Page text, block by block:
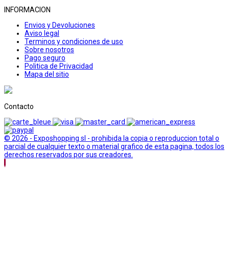
INFORMACION
Envios y Devoluciones
Aviso legal
Terminos y condiciones de uso
Sobre nosotros
Pago seguro
Politica de Privacidad
Mapa del sitio
Contacto
© 2026 - Exposhopping sl - prohibida la copia o reproduccion total o
parcial de cualquier texto o material grafico de esta pagina, todos los
derechos reservados por sus creadores.